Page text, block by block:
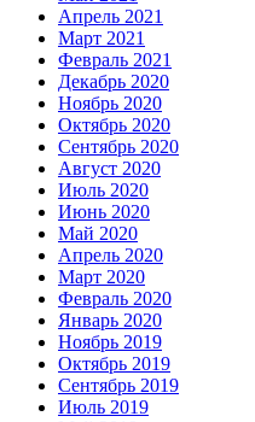
Апрель 2021
Март 2021
Февраль 2021
Декабрь 2020
Ноябрь 2020
Октябрь 2020
Сентябрь 2020
Август 2020
Июль 2020
Июнь 2020
Май 2020
Апрель 2020
Март 2020
Февраль 2020
Январь 2020
Ноябрь 2019
Октябрь 2019
Сентябрь 2019
Июль 2019